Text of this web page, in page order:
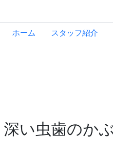
ホーム スタッフ紹介
深い虫歯のか